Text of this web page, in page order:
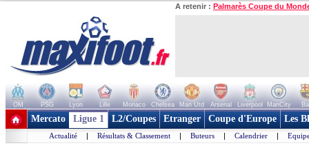
A retenir : Palmarès Coupe du
OM PSG Lyon Lille Monaco Chelsea Man Utd Arsenal Liverpool ManCity
+ de clubs
Mercato Ligue 1 L2/Coupes Etranger Coupe d'Europe Les
Actualité | Résultats & Classement | Buteurs | Calendrier |